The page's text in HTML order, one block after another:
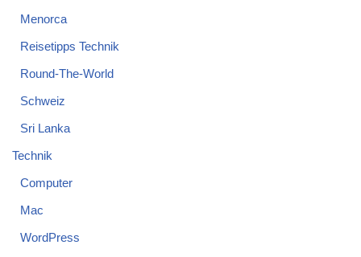
Menorca
Reisetipps Technik
Round-The-World
Schweiz
Sri Lanka
Technik
Computer
Mac
WordPress